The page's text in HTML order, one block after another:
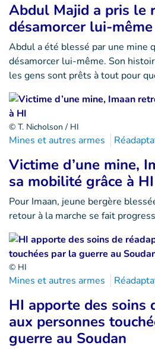
Abdul Majid a pris le
désamorcer lui-
Abdul a été blessé par une mine
désamorcer lui-même. Son
les gens sont prêts à tout pour
© T. Nicholson / HI
Mines et autres armes
Victime d’une mine,
sa mobilité grâce à HI
Pour Imaan, jeune bergère
retour à la marche se fait
© HI
Mines et autres armes
HI apporte des soins
aux personnes
guerre au Soudan